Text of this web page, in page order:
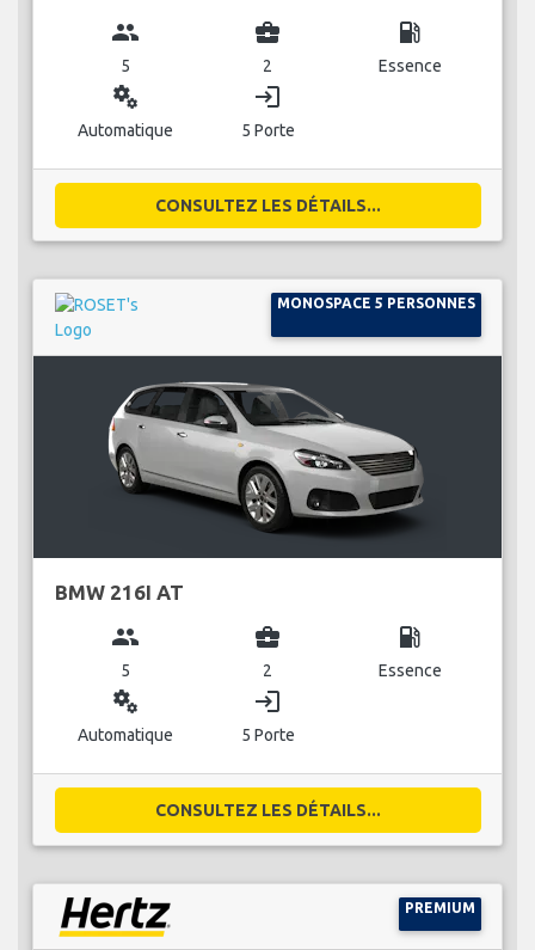
group
5
business_center
2
local_gas_station
Essence
miscellaneous_services
Automatique
login
5 Porte
CONSULTEZ LES DÉTAILS...
MONOSPACE 5 PERSONNES
BMW 216I AT
group
5
business_center
2
local_gas_station
Essence
miscellaneous_services
Automatique
login
5 Porte
CONSULTEZ LES DÉTAILS...
PREMIUM